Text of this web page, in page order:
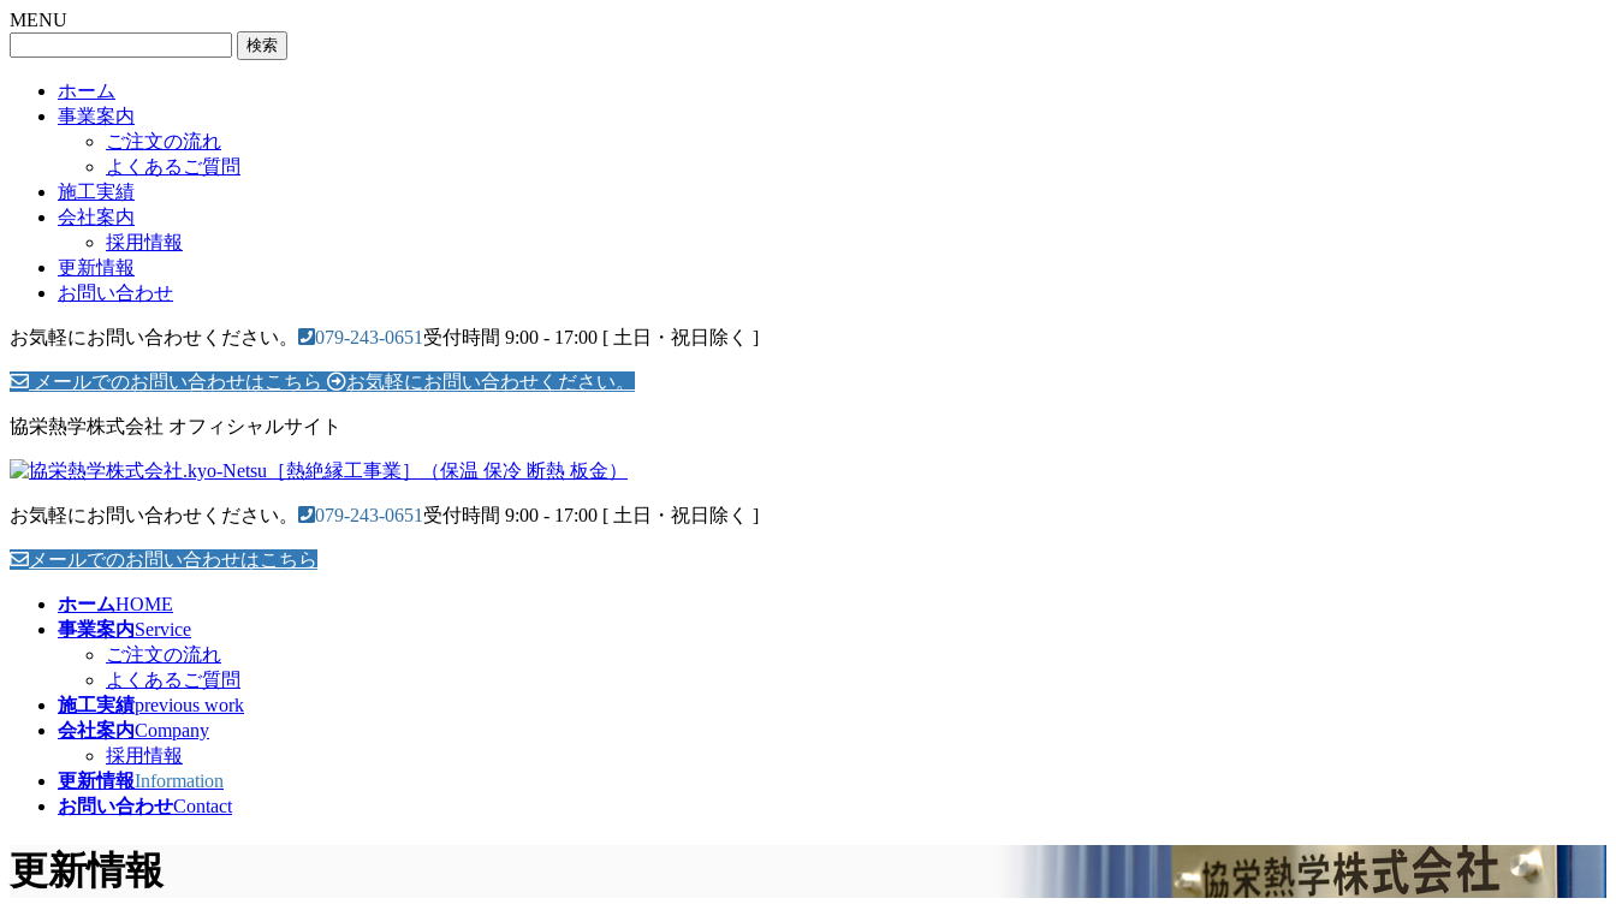
MENU
ホーム
事業案内
ご注文の流れ
よくあるご質問
施工実績
会社案内
採用情報
更新情報
お問い合わせ
お気軽にお問い合わせください。 079-243-0651 受付時間 9:00 - 17:00 [ 土日・祝日除く ]
メールでのお問い合わせはこちら お気軽にお問い合わせください。
協栄熱学株式会社 オフィシャルサイト
お気軽にお問い合わせください。 079-243-0651 受付時間 9:00 - 17:00 [ 土日・祝日除く ]
メールでのお問い合わせはこちら
ホームHOME
事業案内Service
ご注文の流れ
よくあるご質問
施工実績previous work
会社案内Company
採用情報
更新情報Information
お問い合わせContact
更新情報